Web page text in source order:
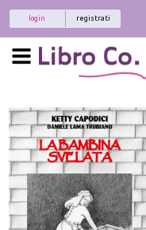
registrati
login